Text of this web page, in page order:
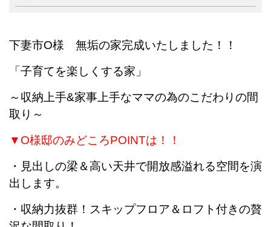
下妻市O様 無垢の家完成いたしました！！
「子育てを楽しくする家」
～収納上手&家事上手なママの為のこだわりの間
取り～
▼O様邸のみどころPOINTは！！
・見出しの梁＆高い天井で開放感溢れる空間を演
出します。
・収納力抜群！スキップフロア＆ロフト付きの贅